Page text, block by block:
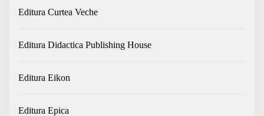
Editura Curtea Veche
Editura Didactica Publishing House
Editura Eikon
Editura Epica